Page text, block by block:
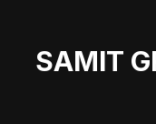
SAMIT